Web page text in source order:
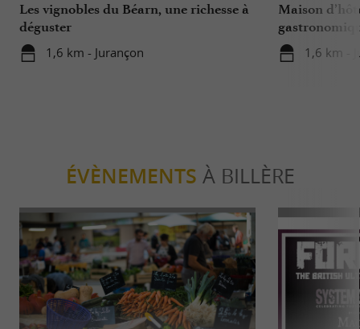
Les vignobles du Béarn, une richesse à
déguster
1,6 km - Jurançon
Maison
Domaine de
1,6 km -
ÉVÈNEMENTS À BILLÈRE